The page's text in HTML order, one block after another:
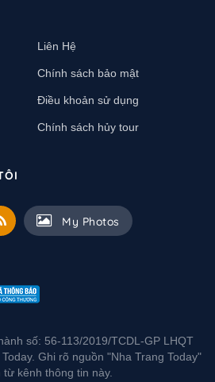
Liên Hệ
Chính sách bảo mật
Điều khoản sử dụng
Chính sách hủy tour
My Photos
số: 56-113/2019/TCDL-GP LHQT
Ghi rõ nguồn "Nha Trang Today"
kênh thông tin này.